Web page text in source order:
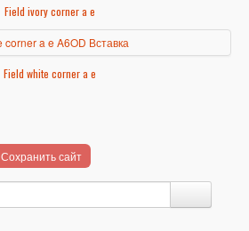
Field ivory corner a e
Field white corner a e
Сохранить сайт